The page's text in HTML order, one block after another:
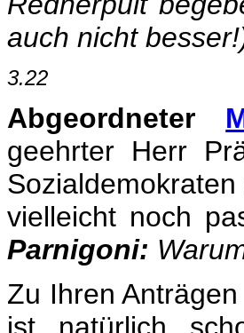
auch nicht
3.22
Abgeordneter
geehrter Herr
vielleicht noch
Parnigoni:
Zu Ihren